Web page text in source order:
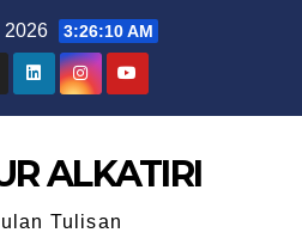
2026 3:26:11 AM
ALKATIRI
Tulisan